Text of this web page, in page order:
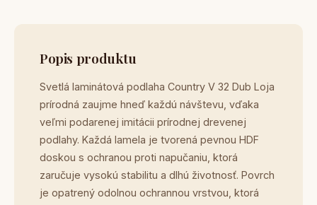
Popis produktu
Svetlá laminátová podlaha Country V 32 Dub Loja
prírodná zaujme hneď každú návštevu, vďaka
veľmi podarenej imitácii prírodnej drevenej
podlahy. Každá lamela je tvorená pevnou HDF
doskou s ochranou proti napučaniu, ktorá
zaručuje vysokú stabilitu a dlhú životnosť. Povrch
je opatrený odolnou ochrannou vrstvou, ktorá